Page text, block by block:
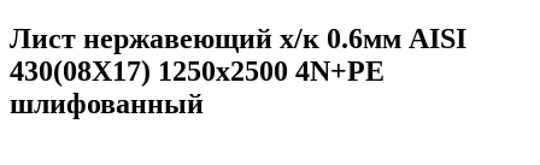
Лист нержавеющий х/к 0.6мм AISI
430(08X17) 1250х2500 4N+PE
шлифованный